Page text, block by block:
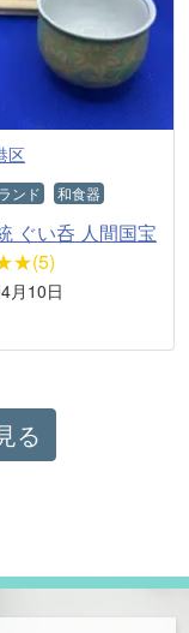
区
ンド 和食器
ぐい呑 人間国宝
月10日
る